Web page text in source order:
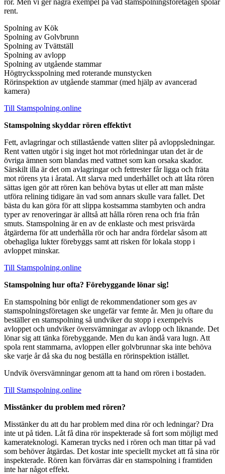
rent.
Spolning av Kök
Spolning av Golvbrunn
Spolning av Tvättställ
Spolning av avlopp
Spolning av utgående stammar
Högtrycksspolning med roterande munstycken
Rörinspektion av utgående stam​mar (med hjälp av avancerad
kamera)
Till Stamspolning.online
Stamspolning skyddar rören effektivt
Fett, avlagringar och stillastående vatten sliter på avloppsledningar.
Rent vatten utgör i sig inget hot mot rörledningar utan det är de
övriga ämnen som blandas med vattnet som kan orsaka skador.
Särskilt illa är det om avlagringar och fettrester får ligga och fräta
mot rörens yta i åratal. Att slarva med underhållet och att låta rören
sättas igen gör att rören kan behöva bytas ut eller att man måste
utföra relining tidigare än vad som annars skulle vara fallet. Det
bästa du kan göra för att slippa kostsamma stambyten och andra
typer av renoveringar är alltså att hålla rören rena och fria från
smuts. Stamspolning är en av de enklaste och mest prisvärda
åtgärderna för att underhålla rör och har andra fördelar såsom att
obehagliga lukter förebyggs samt att risken för lokala stopp i
avloppet minskar.
Till Stamspolning.online
Stamspolning hur ofta? Förebyggande lönar sig!
En stamspolning bör enligt de rekommendationer som ges av
stamspolningsföretagen ske ungefär var femte år. Men ju oftare du
beställer en stamspolning så undviker du stopp i exempelvis
avloppet och undviker översvämningar av avlopp och liknande. Det
lönar sig att tänka förebyggande. Men du kan ändå vara lugn. Att
spola rent stammarna, avloppen eller golvbrunnar ska inte behöva
ske varje år då ska du nog beställa en rörinspektion istället.
Undvik översvämningar genom att ta hand om rören i bostaden.
Till Stamspolning.online
Misstänker du problem med rören?
Misstänker du att du har problem med dina rör och ledningar? Dra
inte ut på tiden. Låt få dina rör inspekterade så fort som möjligt med
kamerateknologi. Kameran trycks ned i rören och man tittar på vad
som behöver åtgärdas. Det kostar inte speciellt mycket att få sina rör
inspekterade. Rören kan förvärras där en stamspolning i framtiden
inte har något effekt.